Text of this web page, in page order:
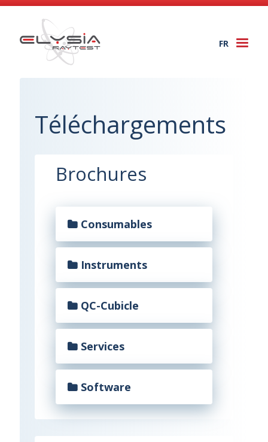
FR
Téléchargements
Brochures
Consumables
Instruments
QC-Cubicle
Services
Software